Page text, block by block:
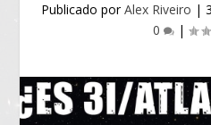
Publicado porAlex Riveiro |
0
|